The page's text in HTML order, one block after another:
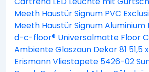
Meeth Haustür Signum PVC
Meeth Haustür Signum
d-c-floor® Universalmatte Floor
Ambiente Glaszaun Dekor 81
Erismann Vliestapete 5426-02